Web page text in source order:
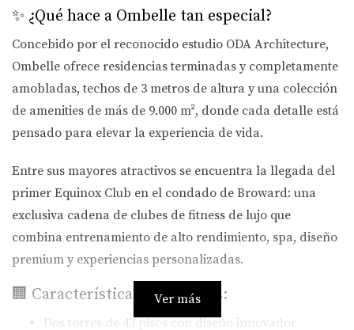
✨ ¿Qué hace a Ombelle tan especial?
Concebido por el reconocido estudio ODA Architecture,
Ombelle ofrece residencias terminadas y completamente
amobladas, techos de 3 metros de altura y una colección
de amenities de más de 9.000 m², donde cada detalle está
pensado para elevar la experiencia de vida.
Entre sus mayores atractivos se encuentra la llegada del
primer Equinox Club en el condado de Broward: una
exclusiva cadena de clubes de fitness de lujo que
combina entrenamiento de alto rendimiento, spa, diseño
premium y experiencias personalizadas.
🏢 Características destacadas:
Dos torres de 43 pisos con diseño innovador
Ver más